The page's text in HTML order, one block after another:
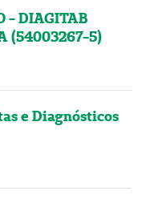
- DIAGITAB
(54003267-5)
e Diagnósticos